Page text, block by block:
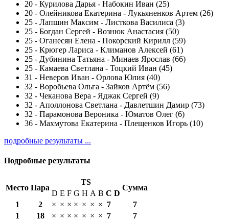
20 - Курилова Дарья - Набокин Иван (25)
20 - Олейникова Екатерина - Лукьяненков Артем (26)
25 - Лапшин Максим - Листкова Василиса (3)
25 - Богдан Сергей - Вознюк Анастасия (50)
25 - Оганесян Елена - Покорский Кирилл (59)
25 - Крюгер Лариса - Климанов Алексей (61)
25 - Дубинина Татьяна - Минаев Ярослав (66)
25 - Камаева Светлана - Тоцкий Иван (45)
31 - Неверов Иван - Орлова Юлия (40)
32 - Воробьева Ольга - Зайков Артём (56)
32 - Чеканова Вера - Яджак Сергей (9)
32 - Аполлонова Светлана - Давлетшин Дамир (73)
32 - Парамонова Вероника - Юматов Олег (6)
36 - Махмутова Екатерина - Плещенков Игорь (10)
подробные результаты ...
Подробные результаты
Место Пара
TS
Сумма
D E F G H A B С D
1
2 × × × × × × × 7
7
1
18 × × × × × × × 7
7